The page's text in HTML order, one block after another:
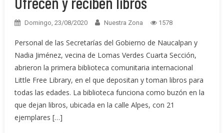
Domingo, 23/08/2020 Nuestra Zona 1578
Personal de las Secretarías del Gobierno de Naucalpan y
Nadia Jiménez, vecina de Lomas Verdes Cuarta Sección,
abrieron la primera biblioteca comunitaria internacional
Little Free Library, en el que depositan y toman libros para
todas las edades. La biblioteca funciona como buzón en la
que dejan libros, ubicada en la calle Alpes, con 21
ejemplares […]